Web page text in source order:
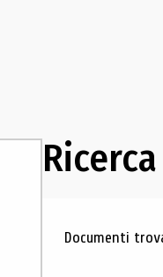
Ricerca
Documenti